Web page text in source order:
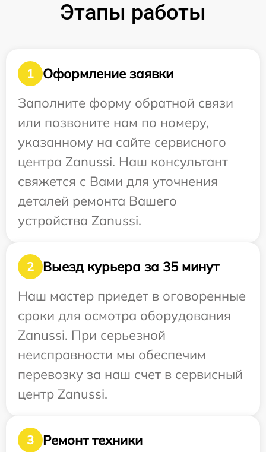
Этапы работы
1
Оформление заявки
Заполните форму обратной связи
или позвоните нам по номеру,
указанному на сайте сервисного
центра Zanussi. Наш консультант
свяжется с Вами для уточнения
деталей ремонта Вашего
устройства Zanussi.
2
Выезд курьера за 35 минут
Наш мастер приедет в оговоренные
сроки для осмотра оборудования
Zanussi. При серьезной
неисправности мы обеспечим
перевозку за наш счет в сервисный
центр Zanussi.
3 Ремонт техники